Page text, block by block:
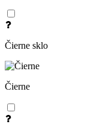
Čierne sklo
Čierne